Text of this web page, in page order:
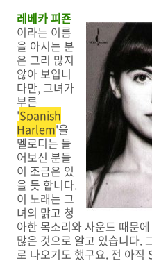
레베카 피죤
이라는 이름
을 아시는 분
은 그리 많지
않아 보입니
다만, 그녀가
부른
'Spanish
Harlem'을
멜로디는 들
어보신 분들
이 조금은 있
을 듯 합니다.
이 노래는 그
녀의 맑고 청
아한 목소리와 사운드 때문
많은 것으로 알고 있습니다.
로 나오기도 했구요. 전 아직